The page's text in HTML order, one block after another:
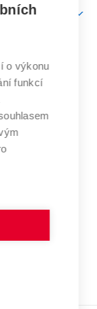
o výkonu
funkcí